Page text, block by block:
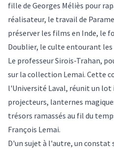
fille de Georges Méliès pour
réalisateur, le travail de
préserver les films en Inde, le
Doublier, le culte entourant les
Le professeur Sirois-Trahan,
sur la collection Lemai. Cette
l'Université Laval, réunit un
projecteurs, lanternes
trésors ramassés au fil du
François Lemai.
D'un sujet à l'autre, un constat